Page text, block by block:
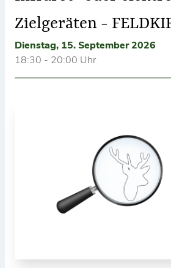
Zielgeräten -
Dienstag, 15. September 2026
18:30 - 20:00 Uhr